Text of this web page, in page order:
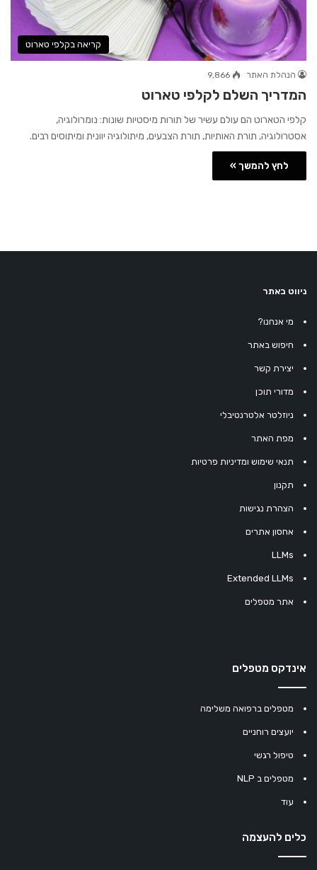
קריאה בקלפי טארוט
הנהלת האתר 9,866
המדריך השלם לקלפי טארוט
קלפי הטארוט הם עולם עשיר של תורות מיסטיות שונות: נומרולוגיה,
אסטרולוגיה, תורת האותיות, תורת הצבעים, מיתולוגיה יוונית ומיתוסים רבים.
לחץ להמשך »
ניווט באתר
מי אנחנו?
חיפוש באתר
יצירת קשר
מדורי תוכן
ניוזלטר אלטרנטיבלי
מפת האתר
תנאי שימוש ומדיניות פרטיות
תקנון
הצהרת נגישות
אחסון אתרים
LLMs
Extended LLMs
אתר מטפלים
אינדקס מטפלים
מטפלים ברפואה משלימה
יועצים רוחניים
טיפול רגשי
מטפלים ב NLP
עוד
כלים להעצמה